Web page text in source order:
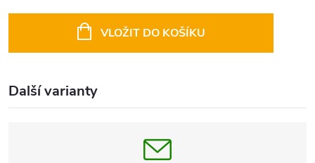
VLOŽIT DO KOŠÍKU
Další varianty